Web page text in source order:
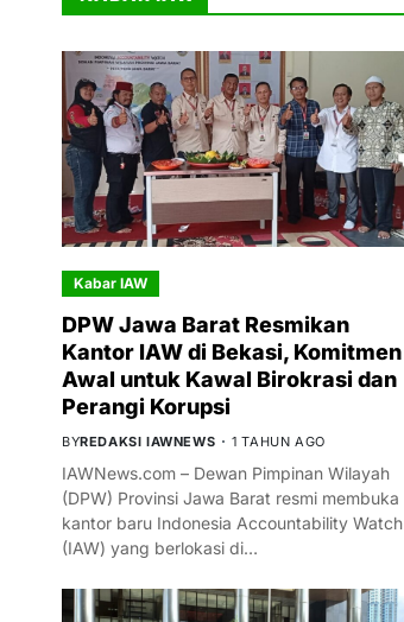
Kabar IAW
DPW Jawa Barat Resmikan
Kantor IAW di Bekasi, Komitmen
Awal untuk Kawal Birokrasi dan
Perangi Korupsi
BYREDAKSI IAWNEWS 1 TAHUN AGO
IAWNews.com – Dewan Pimpinan Wilayah
(DPW) Provinsi Jawa Barat resmi membuka
kantor baru Indonesia Accountability Watch
(IAW) yang berlokasi di…